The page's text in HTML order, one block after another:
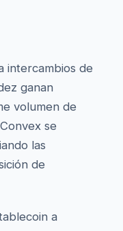
intercambios de
ganan
volumen de
se
las
de
a